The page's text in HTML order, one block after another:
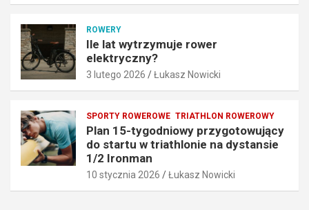
ROWERY
Ile lat wytrzymuje rower
elektryczny?
3 lutego 2026 Łukasz Nowicki
SPORTY ROWEROWE TRIATHLON ROWEROWY
Plan 15-tygodniowy przygotowujący
do startu w triathlonie na dystansie
1/2 Ironman
10 stycznia 2026 Łukasz Nowicki
N
e
x
u
n
p
?
25
czerwca
2026
Nowicki
m
w
y
d
a
n
u
27
maja
2026
Nowicki